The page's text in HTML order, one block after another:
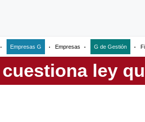
Empresas G Empresas G de Gestión